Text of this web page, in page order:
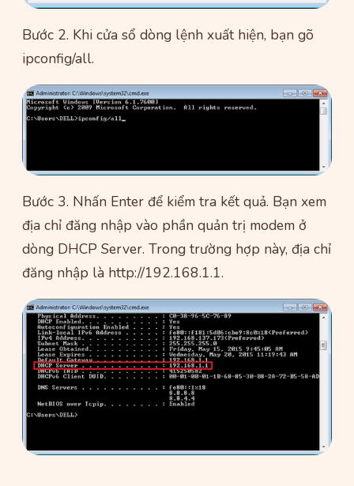
Bước 2. Khi cửa sổ dòng lệnh xuất hiện, bạn gõ
ipconfig/all.
Bước 3. Nhấn Enter để kiểm tra kết quả. Bạn xem
địa chỉ đăng nhập vào phần quản trị modem ở
dòng DHCP Server. Trong trường hợp này, địa chỉ
đăng nhập là http://192.168.1.1.